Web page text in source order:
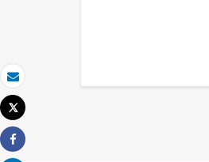
Email
Imprimer
Tweet
Share